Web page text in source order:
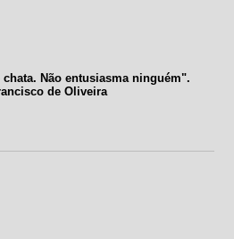
Não entusiasma ninguém".
de Oliveira